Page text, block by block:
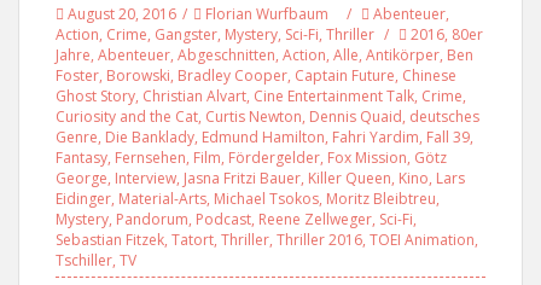
August 20, 2016 Florian Wurfbaum Abenteuer,
Action, Crime, Gangster, Mystery, Sci-Fi, Thriller 2016, 80er
Jahre, Abenteuer, Abgeschnitten, Action, Alle, Antikörper, Ben
Foster, Borowski, Bradley Cooper, Captain Future, Chinese
Ghost Story, Christian Alvart, Cine Entertainment Talk, Crime,
Curiosity and the Cat, Curtis Newton, Dennis Quaid, deutsches
Genre, Die Banklady, Edmund Hamilton, Fahri Yardim, Fall 39,
Fantasy, Fernsehen, Film, Fördergelder, Fox Mission, Götz
George, Interview, Jasna Fritzi Bauer, Killer Queen, Kino, Lars
Eidinger, Material-Arts, Michael Tsokos, Moritz Bleibtreu,
Mystery, Pandorum, Podcast, Reene Zellweger, Sci-Fi,
Sebastian Fitzek, Tatort, Thriller, Thriller 2016, TOEI Animation,
Tschiller, TV